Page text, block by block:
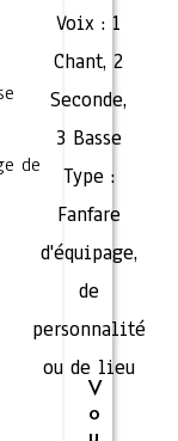
de
Voix : 1
Chant,2
Seconde,
3 Basse
Type :
Fanfare
d'équipage,
de
personnalité
ou de lieu
V
o
u